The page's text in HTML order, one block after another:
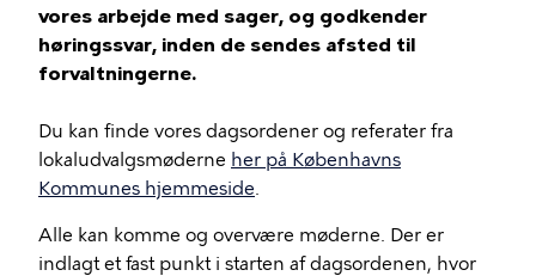
vores arbejde med sager, og godkender
høringssvar, inden de sendes afsted til
forvaltningerne.
Du kan finde vores dagsordener og referater fra
lokaludvalgsmøderne her på Københavns
Kommunes hjemmeside.
Alle kan komme og overvære møderne. Der er
indlagt et fast punkt i starten af dagsordenen, hvor